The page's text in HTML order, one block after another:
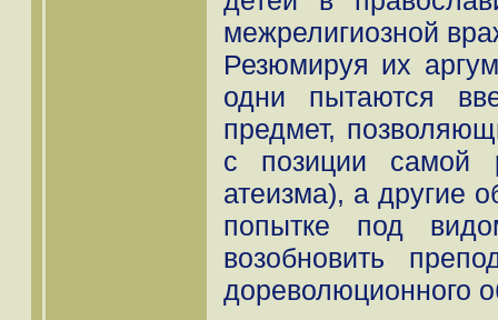
межрелигиозной
Резюмируя их
одни пытаются
предмет,
с позиции самой
атеизма), а другие
попытке под
возобновить
дореволюционного